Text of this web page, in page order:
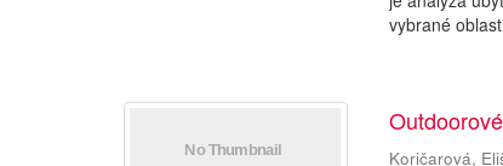
vybrané
Koričarová,